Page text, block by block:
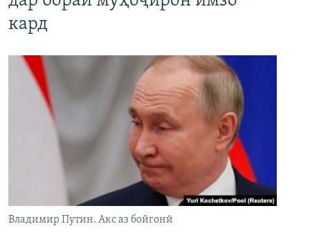
кард
Владимир Путин. Акс аз бойгонӣ